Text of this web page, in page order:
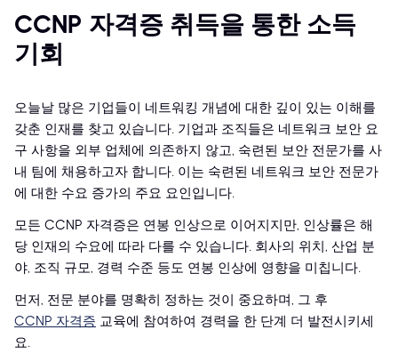
CCNP 자격증 취득을 통한 소득
기회
오늘날 많은 기업들이 네트워킹 개념에 대한 깊이 있는 이해를
갖춘 인재를 찾고 있습니다. 기업과 조직들은 네트워크 보안 요
구 사항을 외부 업체에 의존하지 않고, 숙련된 보안 전문가를 사
내 팀에 채용하고자 합니다. 이는 숙련된 네트워크 보안 전문가
에 대한 수요 증가의 주요 요인입니다.
모든 CCNP 자격증은 연봉 인상으로 이어지지만, 인상률은 해
당 인재의 수요에 따라 다를 수 있습니다. 회사의 위치, 산업 분
야, 조직 규모, 경력 수준 등도 연봉 인상에 영향을 미칩니다.
먼저, 전문 분야를 명확히 정하는 것이 중요하며, 그 후
CCNP 자격증 교육에 참여하여 경력을 한 단계 더 발전시키세
요.